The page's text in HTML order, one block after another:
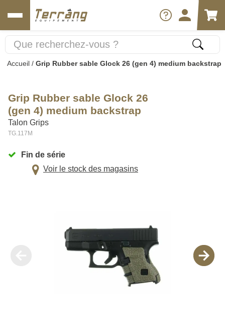
Accueil / Grip Rubber sable Glock 26 (gen 4) medium backstrap
Grip Rubber sable Glock 26
(gen 4) medium backstrap
Talon Grips
TG.117M
Fin de série
Voir le stock des magasins